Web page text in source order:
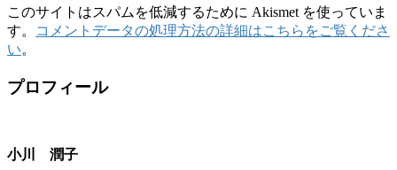
このサイトはスパムを低減するために Akismet を使っていま
す。
コメントデータの処理方法の詳細はこちらをご覧くださ
い。
プロフィール
小川 潤子